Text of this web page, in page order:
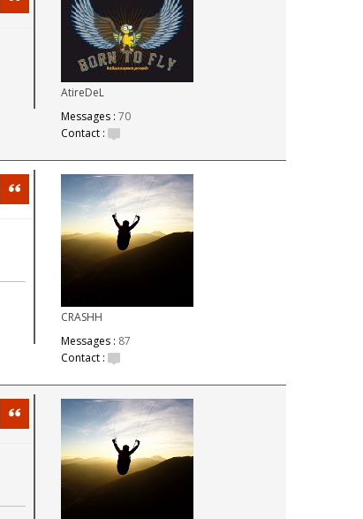
AtireDeL
Messages : 70
Contact :
CRASHH
Messages : 87
Contact :
Citation
Citation